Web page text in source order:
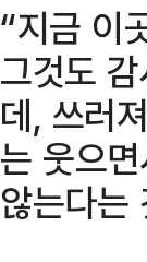
“지금 이
그것도
데, 쓰러
는 웃으
않는다는